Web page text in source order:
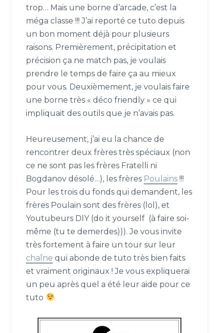
trop… Mais une borne d’arcade, c’est la
méga classe !!! J’ai reporté ce tuto depuis
un bon moment déjà pour plusieurs
raisons. Premièrement, précipitation et
précision ça ne match pas, je voulais
prendre le temps de faire ça au mieux
pour vous. Deuxièmement, je voulais faire
une borne très « déco friendly » ce qui
impliquait des outils que je n’avais pas.
Heureusement, j’ai eu la chance de
rencontrer deux frères très spéciaux (non
ce ne sont pas les frères Fratelli ni
Bogdanov désolé…), les frères Poulains !!!
Pour les trois du fonds qui demandent, les
frères Poulain sont des frères (lol), et
Youtubeurs DIY (do it yourself (à faire soi-
même (tu te demerdes))). Je vous invite
très fortement à faire un tour sur leur
chaîne qui abonde de tuto très bien faits
et vraiment originaux ! Je vous expliquerai
un peu après quel a été leur aide pour ce
tuto